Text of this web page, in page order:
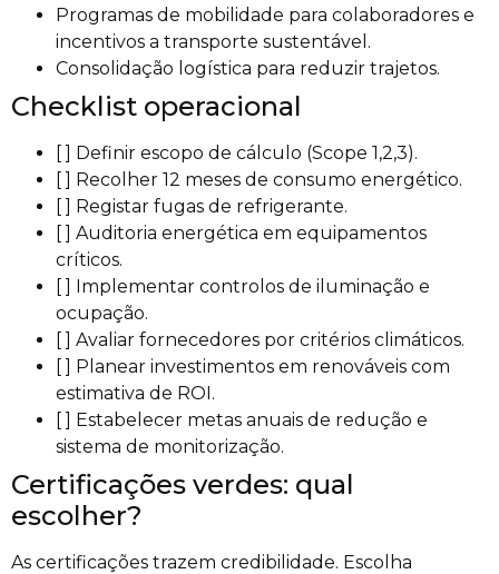
Programas de mobilidade para colaboradores e
incentivos a transporte sustentável.
Consolidação logística para reduzir trajetos.
Checklist operacional
[ ] Definir escopo de cálculo (Scope 1,2,3).
[ ] Recolher 12 meses de consumo energético.
[ ] Registar fugas de refrigerante.
[ ] Auditoria energética em equipamentos
críticos.
[ ] Implementar controlos de iluminação e
ocupação.
[ ] Avaliar fornecedores por critérios climáticos.
[ ] Planear investimentos em renováveis com
estimativa de ROI.
[ ] Estabelecer metas anuais de redução e
sistema de monitorização.
Certificações verdes: qual
escolher?
As certificações trazem credibilidade. Escolha